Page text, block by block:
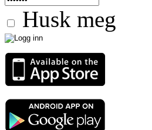
Husk meg